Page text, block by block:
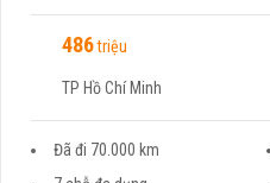
486triệu
TP Hồ Chí Minh
Đã đi 70.000 km